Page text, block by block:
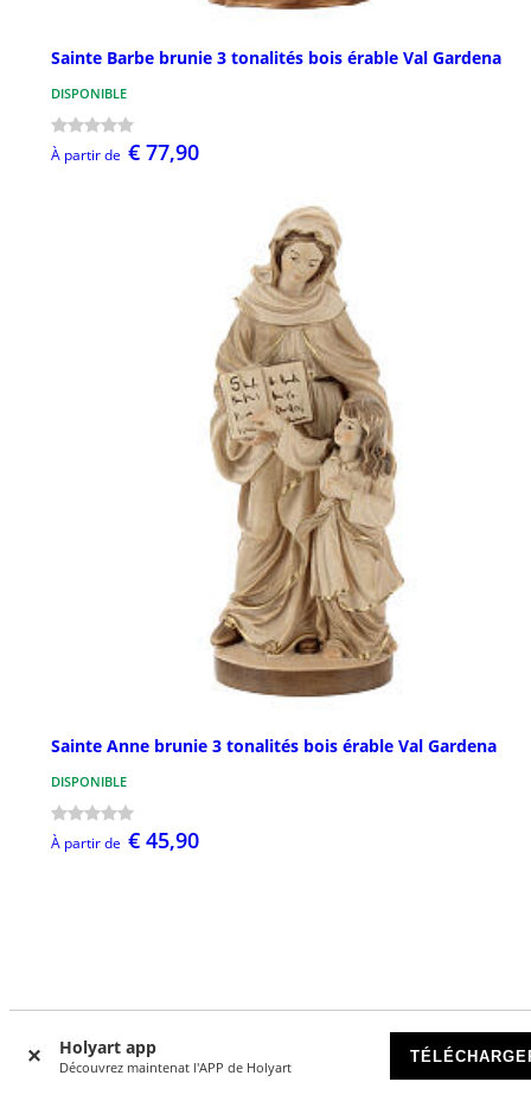
Holyart app
Découvrez maintenat l'APP de Holyart
Sainte Barbe brunie 3 tonalités bois érable Val Gardena
DISPONIBLE
À partir de € 77,90
Sainte Anne brunie 3 tonalités bois érable Val Gardena
DISPONIBLE
À partir de € 45,90